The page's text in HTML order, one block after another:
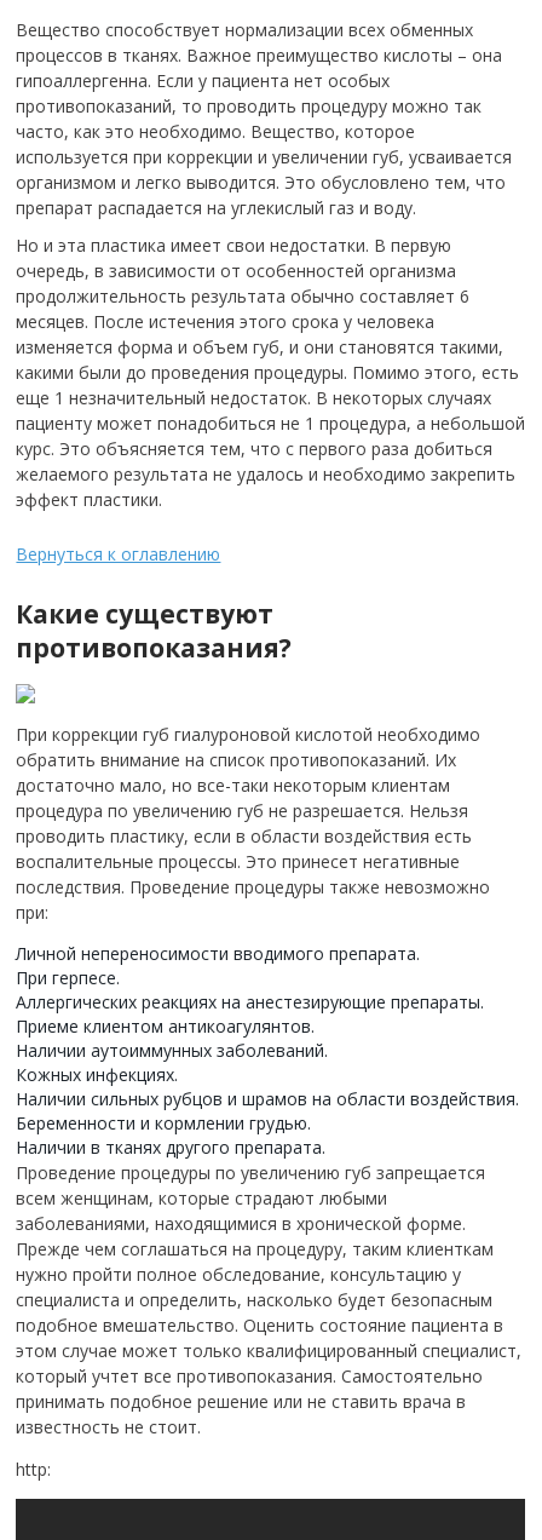
Вещество способствует нормализации всех обменных
процессов в тканях. Важное преимущество кислоты – она
гипоаллергенна. Если у пациента нет особых
противопоказаний, то проводить процедуру можно так
часто, как это необходимо. Вещество, которое
используется при коррекции и увеличении губ, усваивается
организмом и легко выводится. Это обусловлено тем, что
препарат распадается на углекислый газ и воду.
Но и эта пластика имеет свои недостатки. В первую
очередь, в зависимости от особенностей организма
продолжительность результата обычно составляет 6
месяцев. После истечения этого срока у человека
изменяется форма и объем губ, и они становятся такими,
какими были до проведения процедуры. Помимо этого, есть
еще 1 незначительный недостаток. В некоторых случаях
пациенту может понадобиться не 1 процедура, а небольшой
курс. Это объясняется тем, что с первого раза добиться
желаемого результата не удалось и необходимо закрепить
эффект пластики.
Вернуться к оглавлению
Какие существуют
противопоказания?
При коррекции губ гиалуроновой кислотой необходимо
обратить внимание на список противопоказаний. Их
достаточно мало, но все-таки некоторым клиентам
процедура по увеличению губ не разрешается. Нельзя
проводить пластику, если в области воздействия есть
воспалительные процессы. Это принесет негативные
последствия. Проведение процедуры также невозможно
при:
Личной непереносимости вводимого препарата.
При герпесе.
Аллергических реакциях на анестезирующие препараты.
Приеме клиентом антикоагулянтов.
Наличии аутоиммунных заболеваний.
Кожных инфекциях.
Наличии сильных рубцов и шрамов на области воздействия.
Беременности и кормлении грудью.
Наличии в тканях другого препарата.
Проведение процедуры по увеличению губ запрещается
всем женщинам, которые страдают любыми
заболеваниями, находящимися в хронической форме.
Прежде чем соглашаться на процедуру, таким клиенткам
нужно пройти полное обследование, консультацию у
специалиста и определить, насколько будет безопасным
подобное вмешательство. Оценить состояние пациента в
этом случае может только квалифицированный специалист,
который учтет все противопоказания. Самостоятельно
принимать подобное решение или не ставить врача в
известность не стоит.
http: